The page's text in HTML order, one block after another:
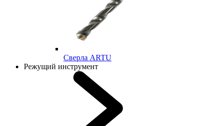
Cверла ARTU
Режущий инструмент